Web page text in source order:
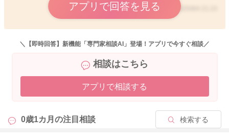
も多いですよ。まだ、生後1ヶ月弱ということであれば、これか
らまだおっぱいが増えることは期待できますが、まだ産後間も
ないですので、分泌量は分娩時の出血や疲労、産後の休息状況
や精神的負担など、環境要素や精神的要素もまた影響を及ぼす
で、分泌が増してくれないケースもあります。 頻回直母と話は
矛盾しますが、疲れたり休息が取りにくい時には、やってくだ
さっているように、上手にミルクを使って、ママさんも休息を
十分に取ってくださいね。母乳育児は、母乳を少しでも長くあ
げることに意義がありますよ。あまり最初からご無理なさらず
に、気長に進めてみてくださいね。またお子さんの体重を定期
アプリで回答を見る 2025/9/4 21:23
＼【即時回答】新機能「専門家相談AI」登場！アプリで今すぐ相談／
相談はこちら
アプリで相談する
0歳1カ月の注目相談 検索する